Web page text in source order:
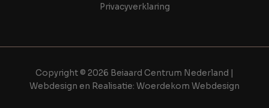
Privacyverklaring
Copyright © 2026 Beiaard Centrum Nederland |
Webdesign en Realisatie: Woerdekom Webdesign